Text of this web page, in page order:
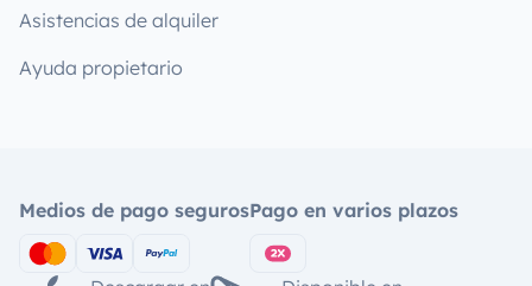
Asistencias de alquiler
Ayuda propietario
Medios de pago segurosPago en varios plazos